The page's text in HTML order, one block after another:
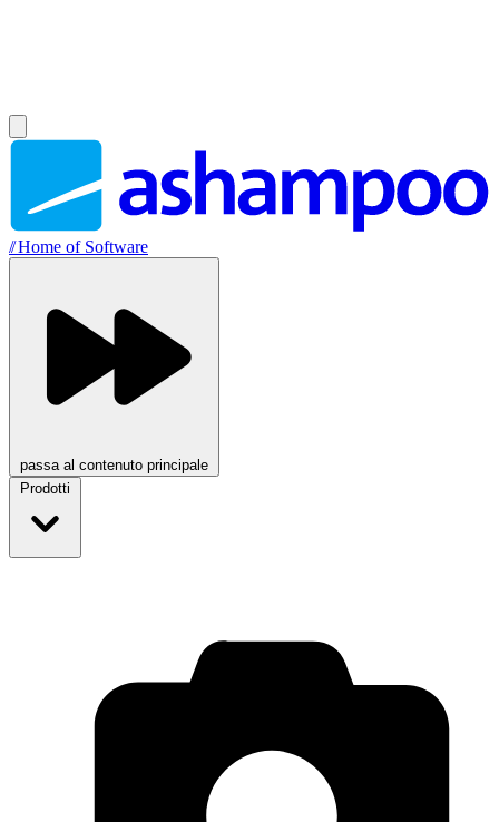
//Home of Software
passa al contenuto principale
Prodotti